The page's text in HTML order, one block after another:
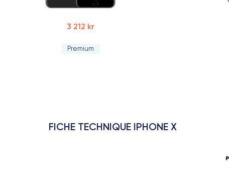
3 212 kr
Premium
FICHE TECHNIQUE IPHONE X